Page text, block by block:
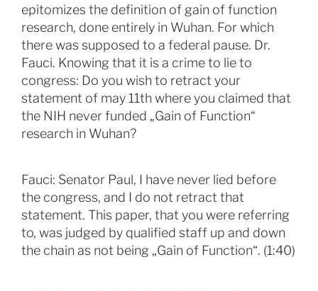
epitomizes the definition of gain of function
research, done entirely in Wuhan. For which
there was supposed to a federal pause. Dr.
Fauci. Knowing that it is a crime to lie to
congress: Do you wish to retract your
statement of may 11th where you claimed that
the NIH never funded „Gain of Function“
research in Wuhan?
Fauci: Senator Paul, I have never lied before
the congress, and I do not retract that
statement. This paper, that you were referring
to, was judged by qualified staff up and down
the chain as not being „Gain of Function“. (1:40)